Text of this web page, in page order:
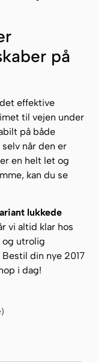
på
effektive
til vejen under
på både
når den er
en helt let og
kan du se
lukkede
vi altid klar hos
og utrolig
din nye 2017
i dag!